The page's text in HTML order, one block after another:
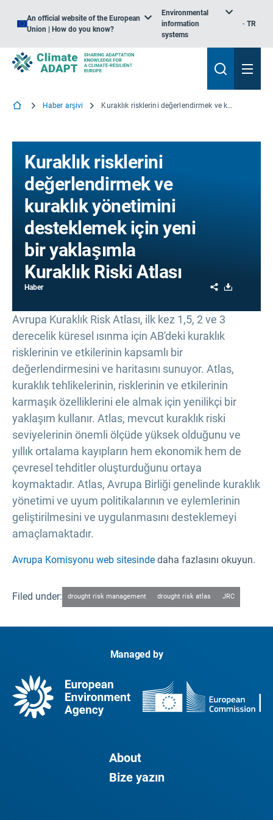
An official website of the European
Union | How do you know?
Environmental
information
systems
TR
Haber arşivi Kuraklık risklerini değerlendirmek ve kuraklık yönetimini desteklemek için yeni bir yaklaşımla Kuraklık Riski Atlası
Kuraklık risklerini
değerlendirmek ve
kuraklık yönetimini
desteklemek için yeni
bir yaklaşımla
Kuraklık Riski Atlası
Haber Share
Avrupa Kuraklık Risk Atlası, ilk kez 1,5, 2 ve 3
derecelik küresel ısınma için AB'deki kuraklık
risklerinin ve etkilerinin kapsamlı bir
değerlendirmesini ve haritasını sunuyor. Atlas,
kuraklık tehlikelerinin, risklerinin ve etkilerinin
karmaşık özelliklerini ele almak için yenilikçi bir
yaklaşım kullanır. Atlas, mevcut kuraklık riski
seviyelerinin önemli ölçüde yüksek olduğunu ve
yıllık ortalama kayıpların hem ekonomik hem de
çevresel tehditler oluşturduğunu ortaya
koymaktadır. Atlas, Avrupa Birliği genelinde kuraklık
yönetimi ve uyum politikalarının ve eylemlerinin
geliştirilmesini ve uygulanmasını desteklemeyi
amaçlamaktadır.
Avrupa Komisyonu web sitesinde daha fazlasını okuyun.
Filed under: drought risk management drought risk atlas JRC
Managed by
About
Bize yazın